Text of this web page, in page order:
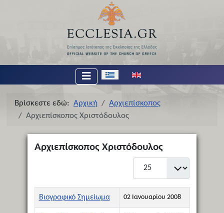
Επιλέξτε τη γλώσσα σας
Βρίσκεστε εδώ: Αρχική
Αρχιεπίσκοπος
Αρχιεπίσκοπος Χριστόδουλος
Αρχιεπίσκοπος Χριστόδουλος
Εμφάνιση #
Τίτλος Ημερομηνία Δημιουργίας
Βιογραφικό Σημείωμα 02 Ιανουαρίου 2008